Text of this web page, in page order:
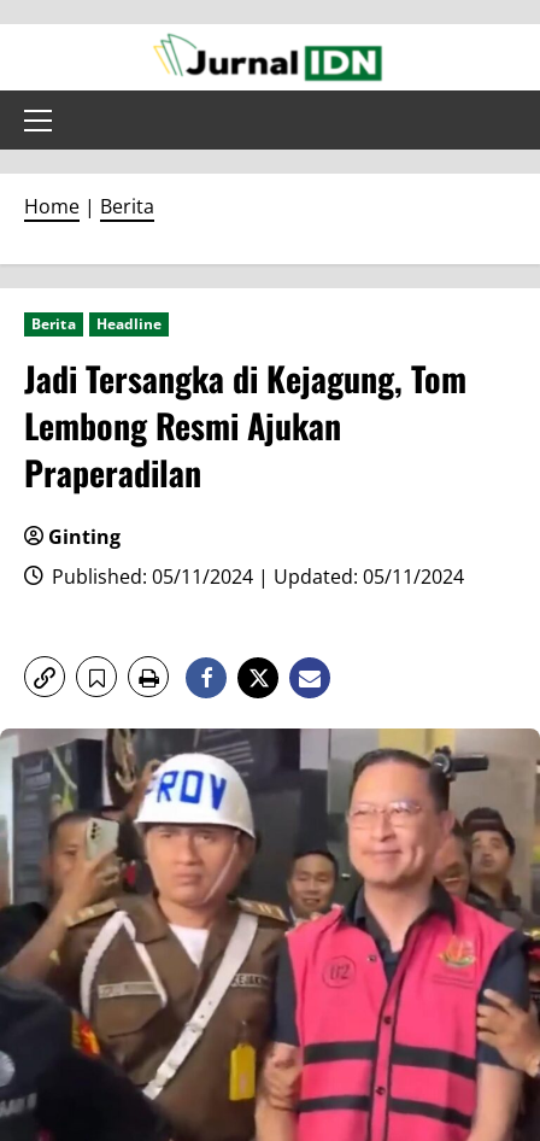
content
Primary
Home | Berita
Berita Headline
Jadi Tersangka di Kejagung, Tom
Lembong Resmi Ajukan
Praperadilan
Ginting
Published: 05/11/2024 | Updated: 05/11/2024